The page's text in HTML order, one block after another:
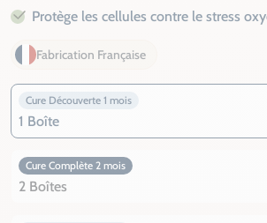
Protège les cellules contre le stress
Fabrication Française
Cure Découverte 1 mois
1 Boîte
Cure Complète 2 mois
2 Boîtes